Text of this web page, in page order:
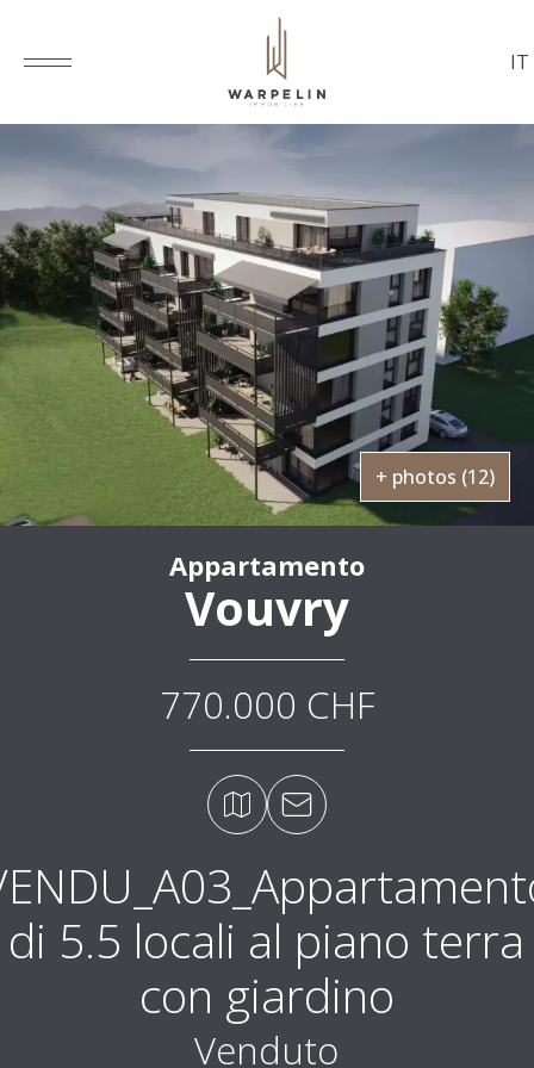
IT
+ photos (12)
Appartamento
Vouvry
770.000 CHF
di 5.5 locali al piano terra
con giardino
Venduto